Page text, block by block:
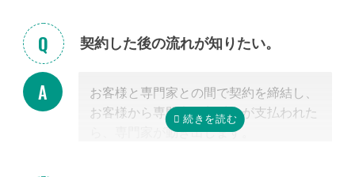
らい場合、弊社専門スタッフがお客様に
契約した後の流れが知りたい。
お客様と専門家との間で契約を締結し、
お客様から専門家に着手金が支払われた
ら、専門家が動き出します。